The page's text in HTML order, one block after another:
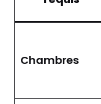
Chambres